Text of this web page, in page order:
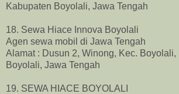
Kabupaten Boyolali, Jawa Tengah
18. Sewa Hiace Innova Boyolali
Agen sewa mobil di Jawa Tengah
Alamat : Dusun 2, Winong, Kec. Boyolali,
Boyolali, Jawa Tengah
19. SEWA HIACE BOYOLALI